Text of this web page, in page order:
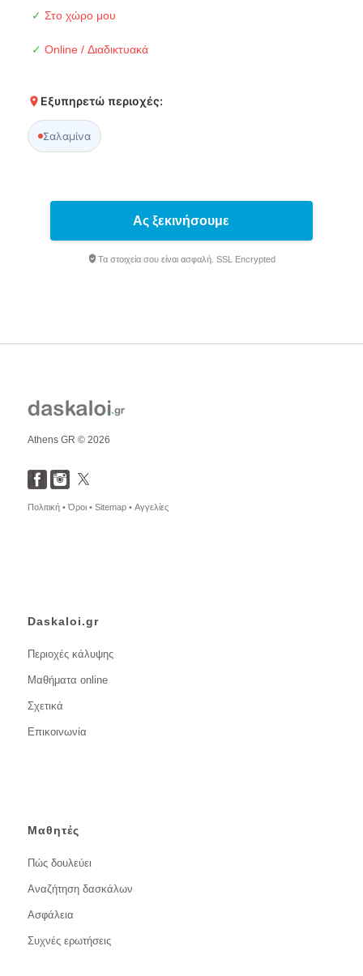
✓ Στο χώρο μου
✓ Online / Διαδικτυακά
Εξυπηρετώ περιοχές:
Σαλαμίνα
Ας ξεκινήσουμε
Τα στοιχεία σου είναι ασφαλή. SSL Encrypted
Athens GR © 2026
Πολιτική •Όροι • Sitemap • Αγγελίες
Daskaloi.gr
Περιοχές κάλυψης
Μαθήματα online
Σχετικά
Επικοινωνία
Μαθητές
Πώς δουλεύει
Αναζήτηση δασκάλων
Ασφάλεια
Συχνές ερωτήσεις